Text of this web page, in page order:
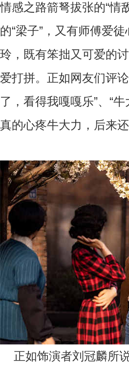
情感之路箭弩拔张的“情
的“梁子”，又有师傅爱
玲，既有笨拙又可爱的
爱打拼。正如网友们评
了，看得我嘎嘎乐”、“
真的心疼牛大力，后来还
正如饰演者刘冠麟所